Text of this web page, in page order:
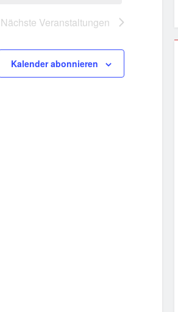
Nächste Veranstaltungen
Kalender abonnieren